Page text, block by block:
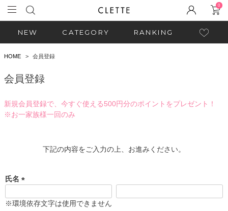
0
NEW CATEGORY RANKING
HOME 会員登録
会員登録
新規会員登録で、今すぐ使える500円分のポイントをプレゼント！
※お一家族様一回のみ
下記の内容をご入力の上、お進みください。
氏名
必
※環境依存文字は使用できません